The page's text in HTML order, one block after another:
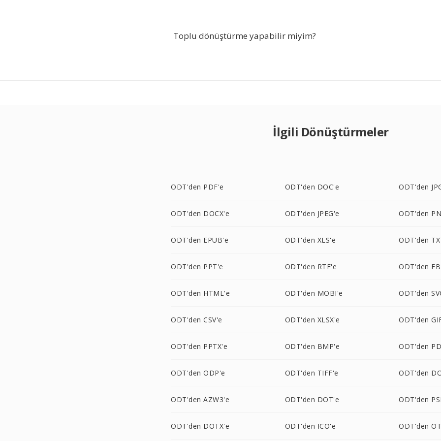
Toplu dönüştürme yapabilir miyim?
İlgili Dönüştürmeler
ODT'den PDF'e ODT'den DOC'e ODT'den
ODT'den DOCX'e ODT'den JPEG'e ODT'den
ODT'den EPUB'e ODT'den XLS'e ODT'den
ODT'den PPT'e ODT'den RTF'e ODT'den
ODT'den HTML'e ODT'den MOBI'e ODT'den
ODT'den CSV'e ODT'den XLSX'e ODT'den
ODT'den PPTX'e ODT'den BMP'e ODT'den
ODT'den ODP'e ODT'den TIFF'e ODT'den
ODT'den AZW3'e ODT'den DOT'e ODT'den
ODT'den DOTX'e ODT'den ICO'e ODT'den